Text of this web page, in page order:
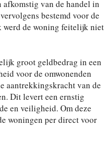
van de handel in
bestemd voor de
de woning feitelijk niet
groot geldbedrag in een
voor de omwonenden
aantrekkingskracht van de
Dit levert een ernstig
en veiligheid. Om deze
woningen per direct voor